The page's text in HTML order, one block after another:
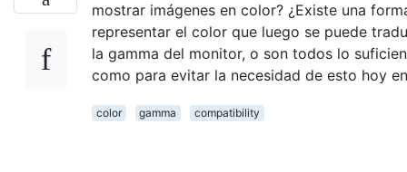
mostrar imágenes en color? ¿Existe una
representar el color que luego se puede
la gamma del monitor, o son todos lo
como para evitar la necesidad de esto hoy
color gamma compatibility